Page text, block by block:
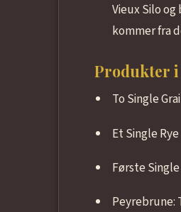
Vieux Silo
kommer fra
Produkter
To Single
Et Single
Første
Peyrebrune: